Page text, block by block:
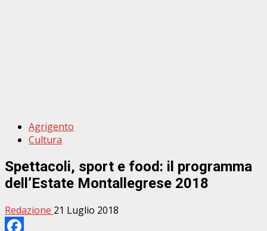
Agrigento
Cultura
Spettacoli, sport e food: il programma
dell’Estate Montallegrese 2018
Redazione 21 Luglio 2018